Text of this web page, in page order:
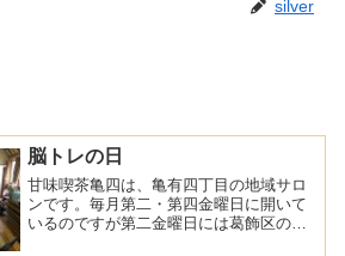
silver
脳トレの日
甘味喫茶亀四は、亀有四丁目の地域サロ
ンです。毎月第二・第四金曜日に開いて
いるのですが第二金曜日には葛飾区の地